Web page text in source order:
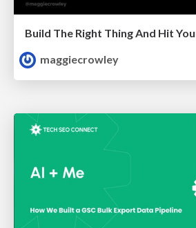
Build The Right Thing And Hit
maggiecrowley